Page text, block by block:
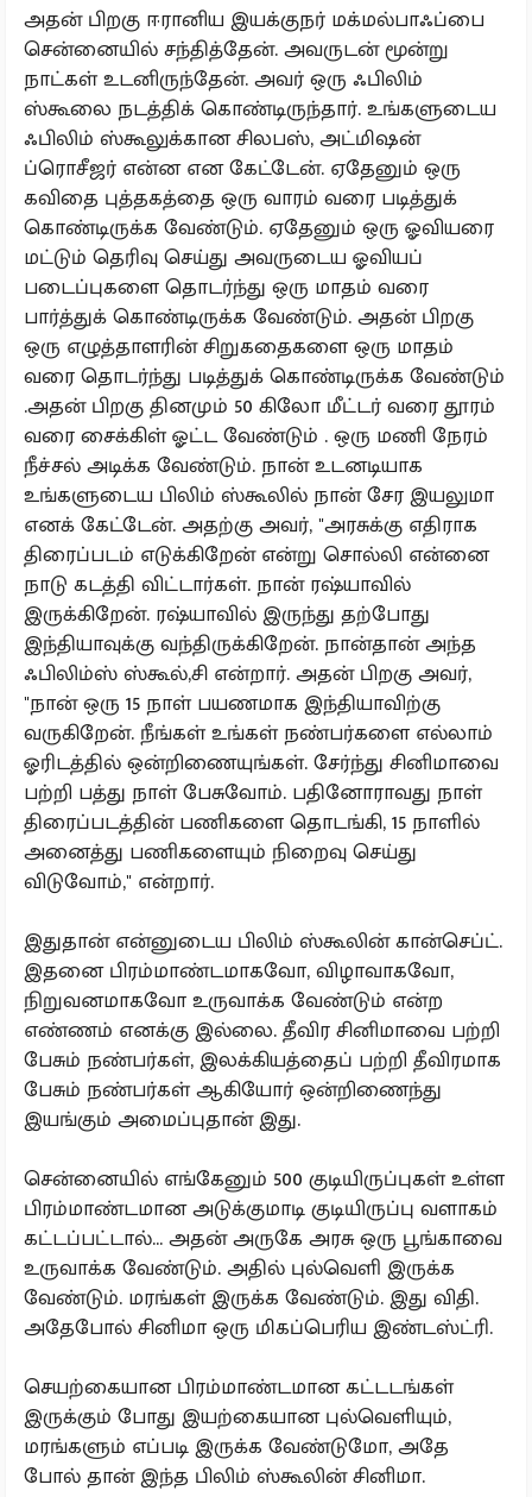
அதன் பிறகு ஈரானிய இயக்குநர் மக்மல்பாஃப்பை
சென்னையில் சந்தித்தேன். அவருடன் மூன்று
நாட்கள் உடனிருந்தேன். அவர் ஒரு ஃபிலிம்
ஸ்கூலை நடத்திக் கொண்டிருந்தார். உங்களுடைய
ஃபிலிம் ஸ்கூலுக்கான சிலபஸ், அட்மிஷன்
ப்ரொசீஜர் என்ன என கேட்டேன். ஏதேனும் ஒரு
கவிதை புத்தகத்தை ஒரு வாரம் வரை படித்துக்
கொண்டிருக்க வேண்டும். ஏதேனும் ஒரு ஓவியரை
மட்டும் தெரிவு செய்து அவருடைய ஓவியப்
படைப்புகளை தொடர்ந்து ஒரு மாதம் வரை
பார்த்துக் கொண்டிருக்க வேண்டும். அதன் பிறகு
ஒரு எழுத்தாளரின் சிறுகதைகளை ஒரு மாதம்
வரை தொடர்ந்து படித்துக் கொண்டிருக்க வேண்டும்
.அதன் பிறகு தினமும் 50 கிலோ மீட்டர் வரை தூரம்
வரை சைக்கிள் ஓட்ட வேண்டும் . ஒரு மணி நேரம்
நீச்சல் அடிக்க வேண்டும். நான் உடனடியாக
உங்களுடைய பிலிம் ஸ்கூலில் நான் சேர இயலுமா
எனக் கேட்டேன். அதற்கு அவர், "அரசுக்கு எதிராக
திரைப்படம் எடுக்கிறேன் என்று சொல்லி என்னை
நாடு கடத்தி விட்டார்கள். நான் ரஷ்யாவில்
இருக்கிறேன். ரஷ்யாவில் இருந்து தற்போது
இந்தியாவுக்கு வந்திருக்கிறேன். நான்தான் அந்த
ஃபிலிம்ஸ் ஸ்கூல்,சி என்றார். அதன் பிறகு அவர்,
"நான் ஒரு 15 நாள் பயணமாக இந்தியாவிற்கு
வருகிறேன். நீங்கள் உங்கள் நண்பர்களை எல்லாம்
ஓரிடத்தில் ஒன்றிணையுங்கள். சேர்ந்து சினிமாவை
பற்றி பத்து நாள் பேசுவோம். பதினோராவது நாள்
திரைப்படத்தின் பணிகளை தொடங்கி, 15 நாளில்
அனைத்து பணிகளையும் நிறைவு செய்து
விடுவோம்," என்றார்.
இதுதான் என்னுடைய பிலிம் ஸ்கூலின் கான்செப்ட்.
இதனை பிரம்மாண்டமாகவோ, விழாவாகவோ,
நிறுவனமாகவோ உருவாக்க வேண்டும் என்ற
எண்ணம் எனக்கு இல்லை. தீவிர சினிமாவை பற்றி
பேசும் நண்பர்கள், இலக்கியத்தைப் பற்றி தீவிரமாக
பேசும் நண்பர்கள் ஆகியோர் ஒன்றிணைந்து
இயங்கும் அமைப்புதான் இது.
சென்னையில் எங்கேனும் 500 குடியிருப்புகள் உள்ள
பிரம்மாண்டமான அடுக்குமாடி குடியிருப்பு வளாகம்
கட்டப்பட்டால்... அதன் அருகே அரசு ஒரு பூங்காவை
உருவாக்க வேண்டும். அதில் புல்வெளி இருக்க
வேண்டும். மரங்கள் இருக்க வேண்டும். இது விதி.
அதேபோல் சினிமா ஒரு மிகப்பெரிய இண்டஸ்ட்ரி.
செயற்கையான பிரம்மாண்டமான கட்டடங்கள்
இருக்கும் போது இயற்கையான புல்‌வெளியும்,
மரங்களும் எப்படி இருக்க வேண்டுமோ, அதே
போல் தான் இந்த பிலிம் ஸ்கூலின் சினிமா.